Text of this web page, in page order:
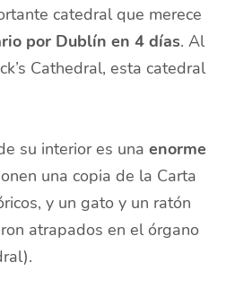
catedral que merece
por Dublín en 4 días. Al
Cathedral, esta catedral
su interior es unaenorme
una copia de la Carta
y un gato y un ratón
atrapados en el órgano